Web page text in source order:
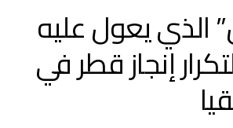
الذي يعول عليه
إنجاز قطر في